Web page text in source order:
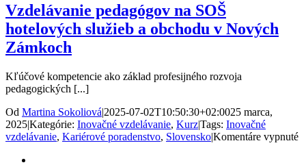
Vzdelávanie pedagógov na SOŠ
hotelových služieb a obchodu v Nových
Zámkoch
Kľúčové kompetencie ako základ profesijného rozvoja
pedagogických [...]
Od Martina Sokoliová|2025-07-02T10:50:30+02:0025 marca,
2025|Kategórie: Inovačné vzdelávanie, Kurz|Tags: Inovačné
vzdelávanie, Kariérové poradenstvo, Slovensko|Komentáre vypnuté